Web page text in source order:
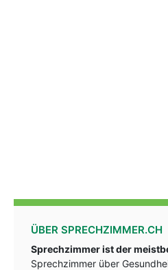
ÜBER SPRECHZIMMER.CH
Sprechzimmer ist der
Sprechzimmer über